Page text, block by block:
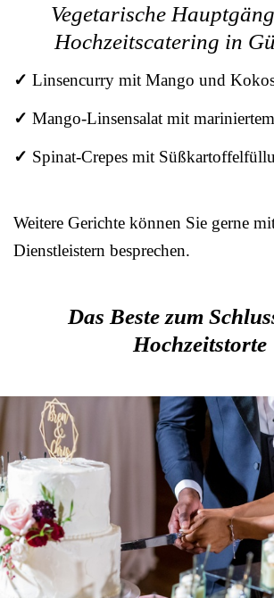
Vegetarische
Hochzeitscatering in
✓ Linsencurry mit Mango und
✓ Mango-Linsensalat mit
✓ Spinat-Crepes mit
Weitere Gerichte können Sie gerne
Dienstleistern besprechen.
Das Beste zum
Hochzeitstorte